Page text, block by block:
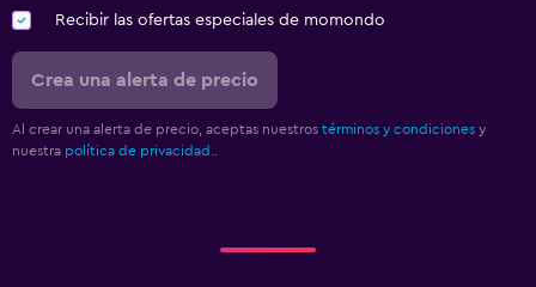
Recibir las ofertas especiales de momondo
Crea una alerta de precio
Al crear una alerta de precio, aceptas nuestros términos y condiciones y
nuestra política de privacidad.